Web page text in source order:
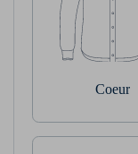
Coeur